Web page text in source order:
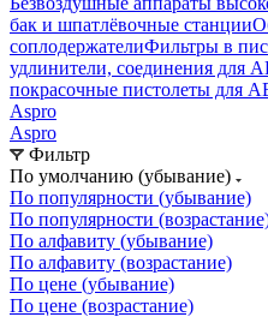
бак и шпатлёвочные станции
соплодержателиФильтры в
удлинители, соединения для
покрасочные пистолеты для
Aspro
Aspro
Фильтр
По умолчанию (убывание)
По популярности (убывание)
По популярности
По алфавиту (убывание)
По алфавиту (возрастание)
По цене (убывание)
По цене (возрастание)